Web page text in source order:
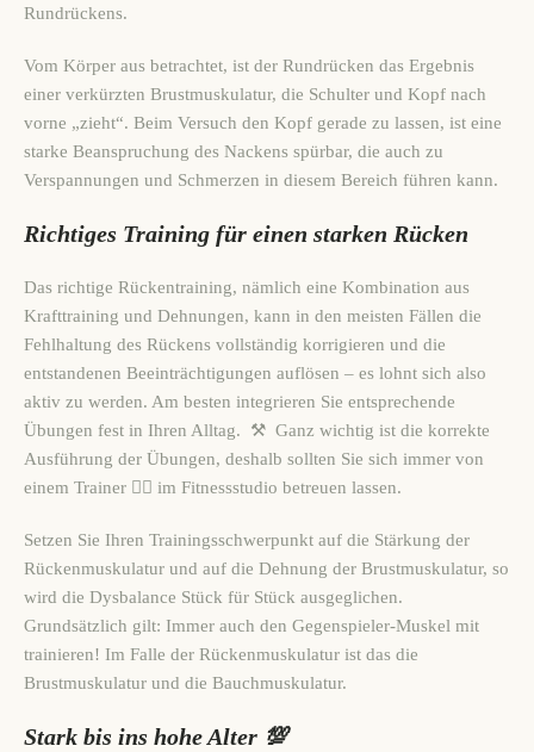
Rundrückens.
Vom Körper aus betrachtet, ist der Rundrücken das Ergebnis
einer verkürzten Brustmuskulatur, die Schulter und Kopf nach
vorne „zieht“. Beim Versuch den Kopf gerade zu lassen, ist eine
starke Beanspruchung des Nackens spürbar, die auch zu
Verspannungen und Schmerzen in diesem Bereich führen kann.
Richtiges Training für einen starken Rücken
Das richtige Rückentraining, nämlich eine Kombination aus
Krafttraining und Dehnungen, kann in den meisten Fällen die
Fehlhaltung des Rückens vollständig korrigieren und die
entstandenen Beeinträchtigungen auflösen – es lohnt sich also
aktiv zu werden. Am besten integrieren Sie entsprechende
Übungen fest in Ihren Alltag. ⚒️ Ganz wichtig ist die korrekte
Ausführung der Übungen, deshalb sollten Sie sich immer von
einem Trainer 👨‍⚕️ im Fitnessstudio betreuen lassen.
Setzen Sie Ihren Trainingsschwerpunkt auf die Stärkung der
Rückenmuskulatur und auf die Dehnung der Brustmuskulatur, so
wird die Dysbalance Stück für Stück ausgeglichen.
Grundsätzlich gilt: Immer auch den Gegenspieler-Muskel mit
trainieren! Im Falle der Rückenmuskulatur ist das die
Brustmuskulatur und die Bauchmuskulatur.
Stark bis ins hohe Alter 💯